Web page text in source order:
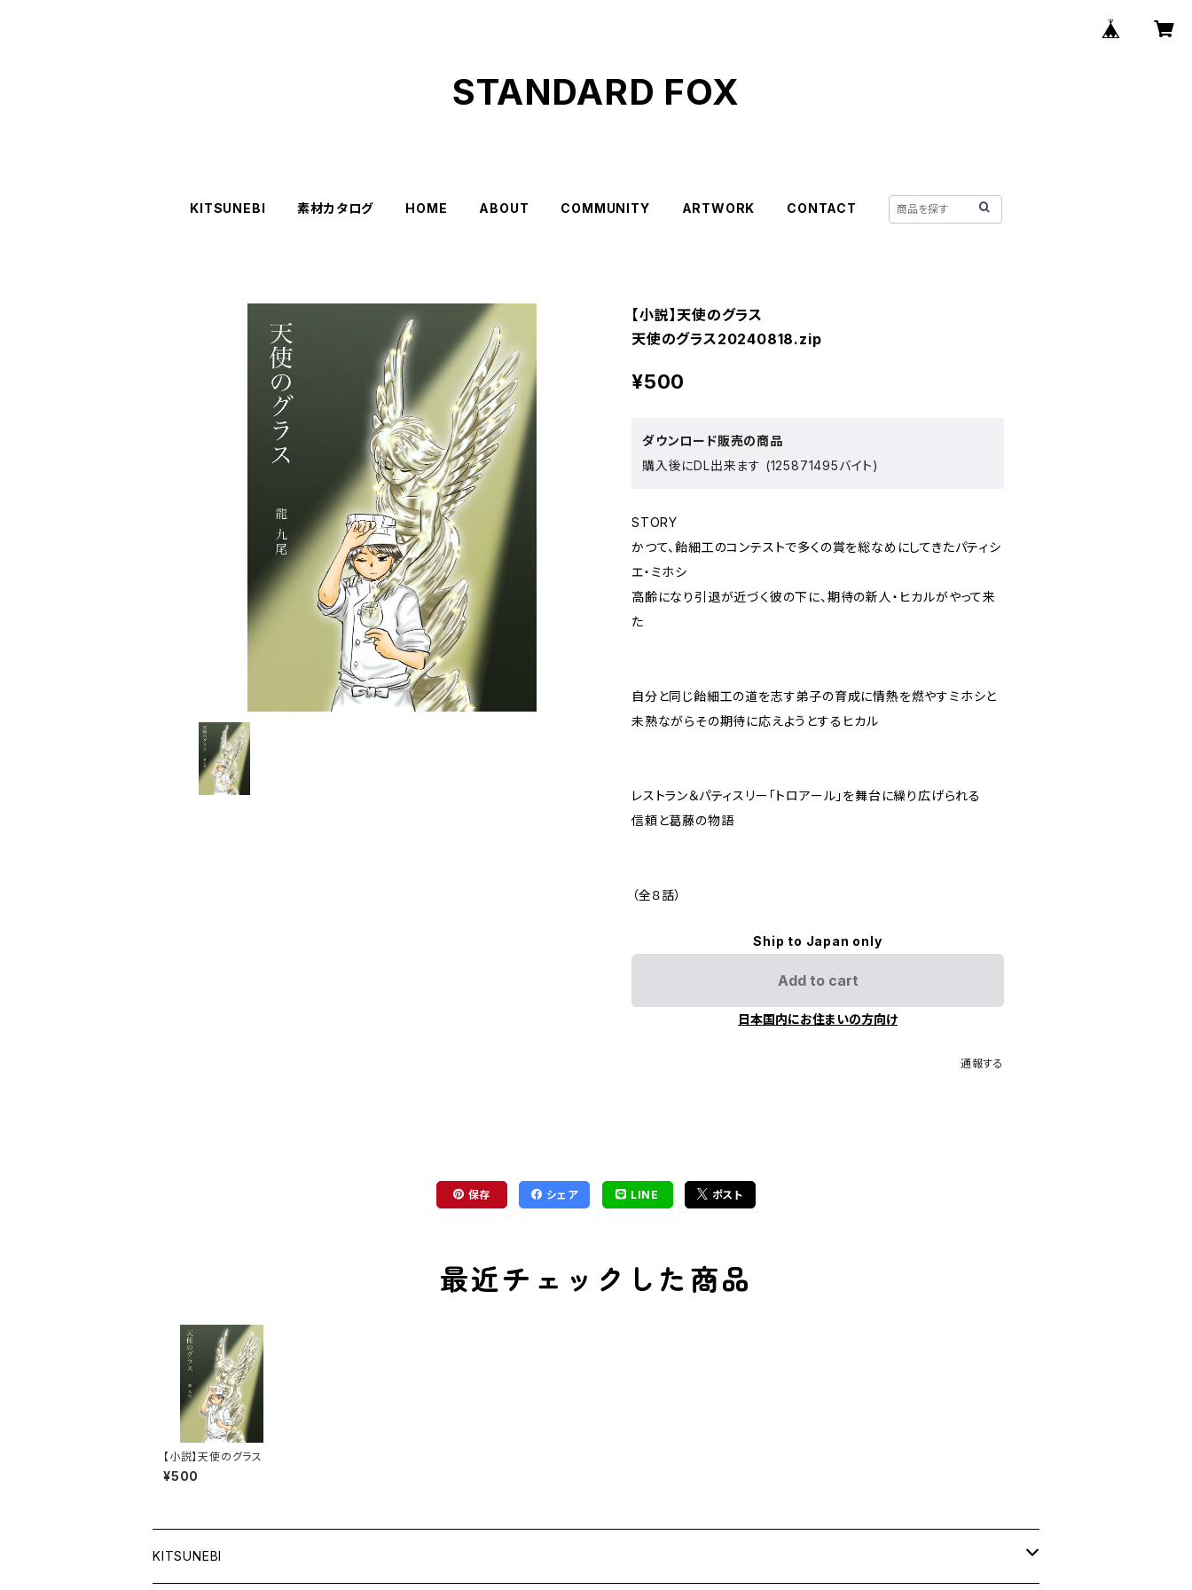
STANDARD FOX
KITSUNEBI 素材カタログ HOME ABOUT COMMUNITY ARTWORK CONTACT
【小説】天使のグラス
天使のグラス20240818.zip
¥500
ダウンロード販売の商品
購入後にDL出来ます (125871495バイト)
STORY
かつて、飴細工のコンテストで多くの賞を総なめにしてきたパティシ
エ・ミホシ
高齢になり引退が近づく彼の下に、期待の新人・ヒカルがやって来
た
自分と同じ飴細工の道を志す弟子の育成に情熱を燃やすミホシと
未熟ながらその期待に応えようとするヒカル
レストラン＆パティスリー「トロアール」を舞台に繰り広げられる
信頼と葛藤の物語
（全８話）
Ship to Japan only
Add to cart
日本国内にお住まいの方向け
通報する
保存 シェア LINE ポスト
最近チェックした商品
【小説】天使のグラス
¥500
KITSUNEBI